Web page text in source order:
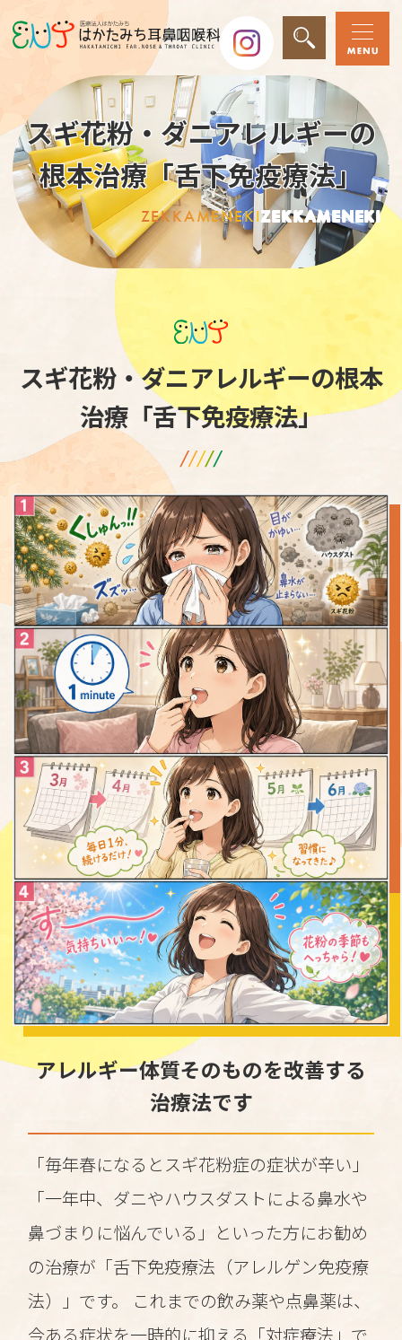
スギ花粉・ダニアレルギーの
根本治療「舌下免疫療法」
ZEKKAMENEKIZEKKAMENEKI
スギ花粉・ダニアレルギーの根本
治療「舌下免疫療法」
アレルギー体質そのものを改善する
治療法です
「毎年春になるとスギ花粉症の症状が辛い」
「一年中、ダニやハウスダストによる鼻水や
鼻づまりに悩んでいる」といった方にお勧め
の治療が「舌下免疫療法（アレルゲン免疫療
法）」です。 これまでの飲み薬や点鼻薬は、
今ある症状を一時的に抑える「対症療法」で